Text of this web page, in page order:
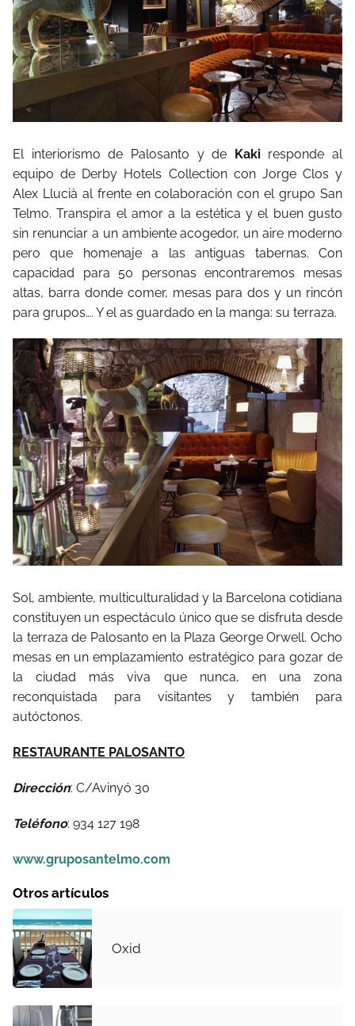
El interiorismo de Palosanto y de Kaki responde al
equipo de Derby Hotels Collection con Jorge Clos y
Alex Llucià al frente en colaboración con el grupo San
Telmo. Transpira el amor a la estética y el buen gusto
sin renunciar a un ambiente acogedor, un aire moderno
pero que homenaje a las antiguas tabernas. Con
capacidad para 50 personas encontraremos mesas
altas, barra donde comer, mesas para dos y un rincón
para grupos…. Y el as guardado en la manga: su terraza.
Sol, ambiente, multiculturalidad y la Barcelona cotidiana
constituyen un espectáculo único que se disfruta desde
la terraza de Palosanto en la Plaza George Orwell. Ocho
mesas en un emplazamiento estratégico para gozar de
la ciudad más viva que nunca, en una zona
reconquistada para visitantes y también para
autóctonos.
RESTAURANTE PALOSANTO
Dirección: C/Avinyó 30
Teléfono: 934 127 198
www.gruposantelmo.com
Otros artículos
Oxid